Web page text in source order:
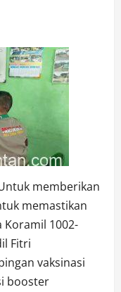
memberikan
memastikan
Koramil 1002-
Fitri
vaksinasi
booster